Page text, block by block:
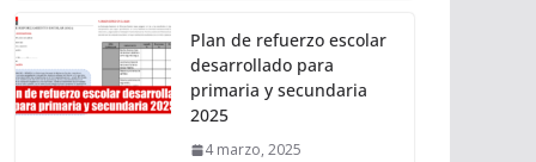
Plan de refuerzo escolar
desarrollado para
primaria y secundaria
2025
4 marzo, 2025